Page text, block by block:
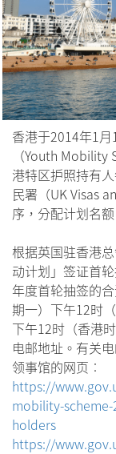
香港于2014年1月
（Youth
港特区护照持有
民署（UK Visas
序，分配计划名额
根据英国驻香港
动计划」签证首
年度首轮抽签的
期一）下午12时
下午12时（香港
电邮地址。有关
领事馆的网页︰
https://
mobility-
holders
https://